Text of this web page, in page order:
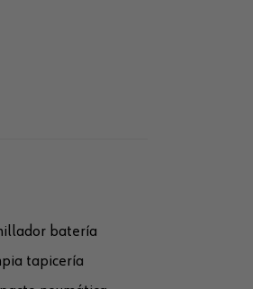
batería
tapicería